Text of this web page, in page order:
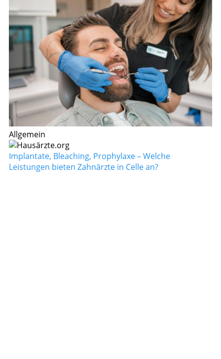
Allgemein
Implantate, Bleaching, Prophylaxe – Welche
Leistungen bieten Zahnärzte in Celle an?